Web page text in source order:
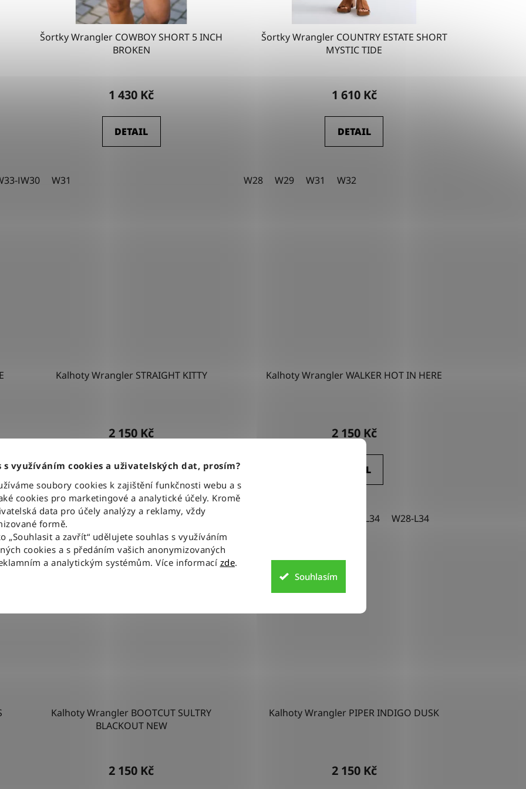
s využíváním cookies a uživatelských dat, prosím?
soubory cookies k zajištění funkčnosti webu a s
cookies pro marketingové a analytické účely. Kromě
data pro účely analýzy a reklamy, vždy
formě.
„Souhlasit a zavřít“ udělujete souhlas s využíváním
cookies a s předáním vašich anonymizovaných
a analytickým systémům. Více informací zde.
Souhlasím
L34 W34-L32
Šortky Wrangler COWBOY SHORT 5 INCH
BROKEN
1 430 Kč
DETAIL
W30 W31
Šortky Wrangler COUNTRY ESTATE SHORT
MYSTIC TIDE
1 610 Kč
DETAIL
W28 W29 W31 W32
L34 W36-L32 W38-L32 W28-L34
Kalhoty Wrangler STRAIGHT KITTY
2 150 Kč
DETAIL
W30-L34 W33-L30 W33-L34 W27-L30
Kalhoty Wrangler WALKER HOT IN HERE
2 150 Kč
DETAIL
W33-L34 W28-L34
NOVINKA
Kalhoty Wrangler BOOTCUT SULTRY
BLACKOUT NEW
2 150 Kč
Kalhoty Wrangler PIPER INDIGO DUSK
2 150 Kč